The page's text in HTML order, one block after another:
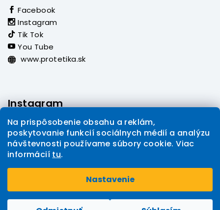
Na prispôsobenie obsahu a reklám,
poskytovanie funkcií sociálnych médií a analýzu
návštevnosti používame súbory cookie. Viac
informácií tu.
Nastavenie
Facebook
Instagram
Tik Tok
You Tube
www.protetika.sk
Instagram
Sledovať na Instagrame
Upraviť nastavenie cookies